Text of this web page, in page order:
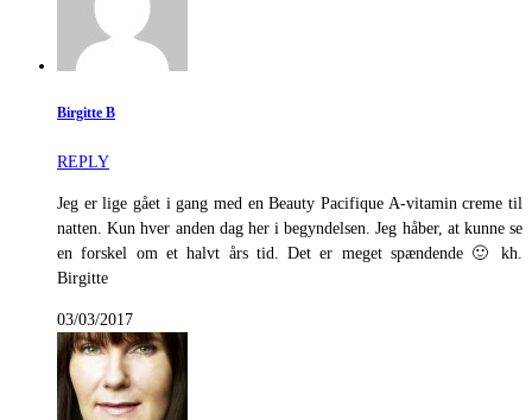
Birgitte B
REPLY
Jeg er lige gået i gang med en Beauty Pacifique A-vitamin creme til
natten. Kun hver anden dag her i begyndelsen. Jeg håber, at kunne se
en forskel om et halvt års tid. Det er meget spændende 🙂 kh.
Birgitte
03/03/2017